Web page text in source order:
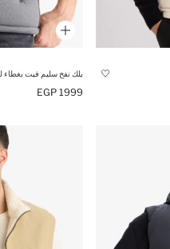
يلك نفخ سليم فيت
1999 EGP